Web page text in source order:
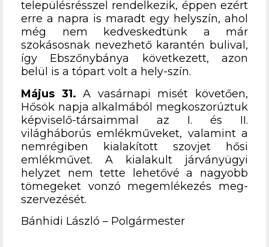
településrésszel rendelkezik, éppen ezért
erre a napra is maradt egy helyszín, ahol
még nem kedveskedtünk a már
szokásosnak nevezhető karantén bulival,
így Ebszőnybánya következett, azon
belül is a tópart volt a hely-szín.
Május 31.A vasárnapi misét követően,
Hősök napja alkalmából megkoszorúztuk
képviselő-társaimmal az I. és II.
világháborús emlékműveket, valamint a
nemrégiben kialakított szovjet hősi
emlékművet. A kialakult járványügyi
helyzet nem tette lehetővé a nagyobb
tömegeket vonzó megemlékezés meg-
szervezését.
Bánhidi László – Polgármester